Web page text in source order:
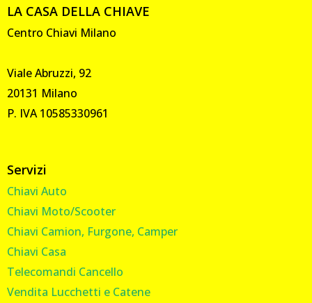
LA CASA DELLA CHIAVE
Centro Chiavi Milano
Viale Abruzzi, 92
20131 Milano
P. IVA 10585330961
Servizi
Chiavi Auto
Chiavi Moto/Scooter
Chiavi Camion, Furgone, Camper
Chiavi Casa
Telecomandi Cancello
Vendita Lucchetti e Catene